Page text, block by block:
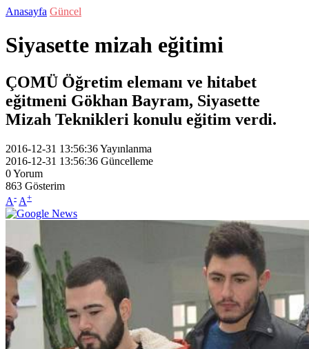
Anasayfa Güncel
Siyasette mizah eğitimi
ÇOMÜ Öğretim elemanı ve hitabet
eğitmeni Gökhan Bayram, Siyasette
Mizah Teknikleri konulu eğitim verdi.
2016-12-31 13:56:36Yayınlanma
2016-12-31 13:56:36 Güncelleme
0Yorum
863 Gösterim
A- A+